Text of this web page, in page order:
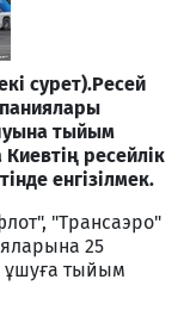
сурет).Ресей
тыйым
ресейлік
енгізілмек.
"Трансаэро"
25
ұшуға тыйым